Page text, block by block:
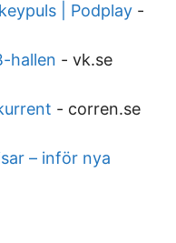
| Podplay -
hallen - vk.se
- corren.se
– inför nya